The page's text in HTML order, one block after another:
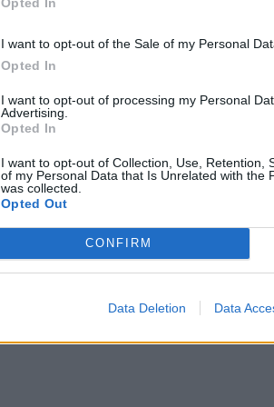
I want to opt-out of the Sale of my Personal
Opted In
I want to opt-out of processing my Personal
Advertising.
Opted In
I want to opt-out of Collection, Use, Retention,
of my Personal Data that Is Unrelated with the
was collected.
Opted Out
CONFIRM
Data Deletion Data